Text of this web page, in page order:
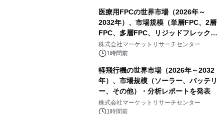
医療用FPCの世界市場（2026年～
2032年）、市場規模（単層FPC、2層
FPC、多層FPC、リジッドフレックス
PCB）・分析レポートを発表
株式会社マーケットリサーチセンター
1時間前
軽飛行機の世界市場（2026年～2032
年）、市場規模（ソーラー、バッテリ
ー、その他）・分析レポートを発表
株式会社マーケットリサーチセンター
1時間前